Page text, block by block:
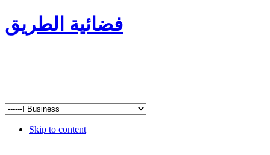
فضائية الطريق
Skip to content